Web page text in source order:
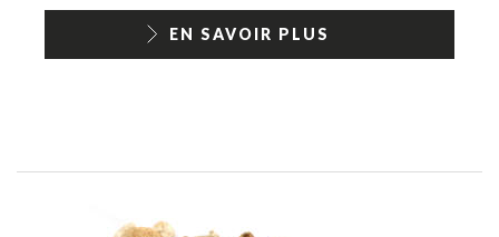
EN SAVOIR PLUS